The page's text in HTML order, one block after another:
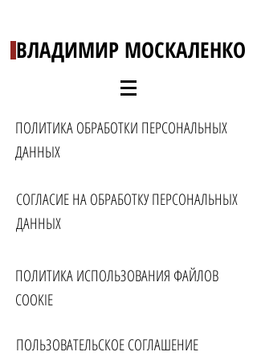
ВЛАДИМИР МОСКАЛЕНКО
ПОЛИТИКА ОБРАБОТКИ ПЕРСОНАЛЬНЫХ
ДАННЫХ
СОГЛАСИЕ НА ОБРАБОТКУ ПЕРСОНАЛЬНЫХ
ДАННЫХ
ПОЛИТИКА ИСПОЛЬЗОВАНИЯ ФАЙЛОВ
COOKIE
ПОЛЬЗОВАТЕЛЬСКОЕ СОГЛАШЕНИЕ